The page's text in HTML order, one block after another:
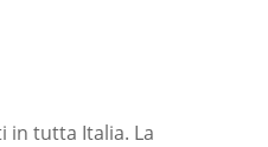
in tutta Italia. La